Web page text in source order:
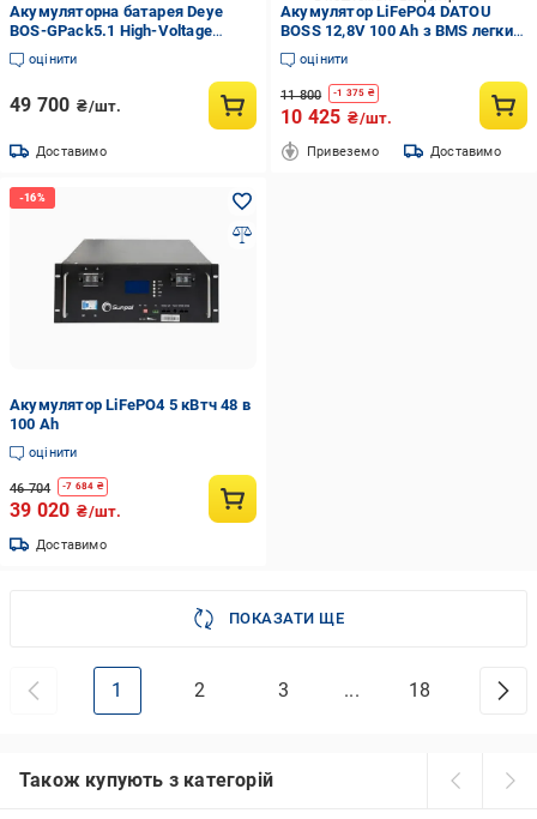
Акумуляторна батарея Deye
BOS-GPack5.1 High-Voltage
LiFePo4 512 V 100 Ah 512 kWh
оцінити
49 700 ₴/шт.
Доставимо
Акумулятор LiFePO4 DATOU
BOSS 12,8V 100 Ah з BMS легкий
5000-15000 циклів
оцінити
11 800 -1 375 ₴
10 425 ₴/шт.
Привеземо Доставимо
Акумулятор LiFePO4 5 кВтч 48 в
100 Аh
оцінити
46 704 -7 684 ₴
39 020 ₴/шт.
Доставимо
ПОКАЗАТИ ЩЕ
1 2 3 ... 18
Також купують з категорій